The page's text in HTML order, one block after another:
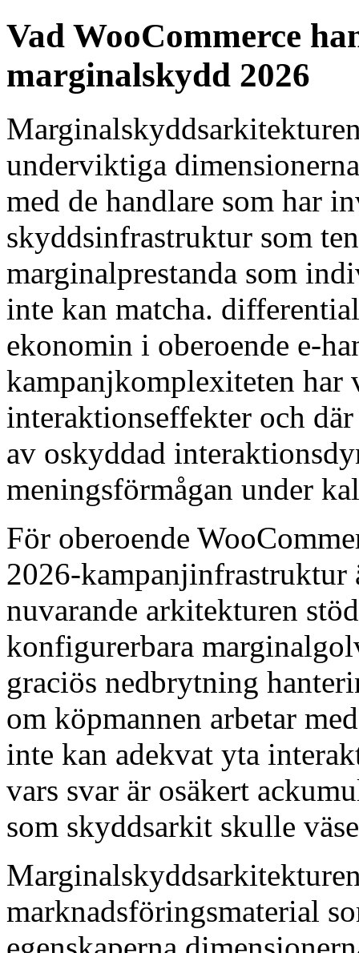
Vad WooCommerce
marginalskydd 2026
underviktiga
med de handlare som har
skyddsinfrastruktur som
marginalprestanda som
inte kan matcha.
ekonomin i oberoende e-
kampanjkomplexiteten
interaktionseffekter och
av oskyddad
meningsförmågan under
För oberoende
2026-kampanjinfrastruktur
nuvarande arkitekturen
konfigurerbara
graciös nedbrytning
om köpmannen arbetar
inte kan adekvat yta
vars svar är osäkert
som skyddsarkit skulle
marknadsföringsmaterial